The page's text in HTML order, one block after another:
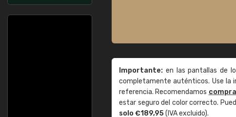
Importante: en las pantallas de
completamente auténticos. Use la
referencia. Recomendamos
estar seguro del color correcto.
solo €189,95(IVA excluido).